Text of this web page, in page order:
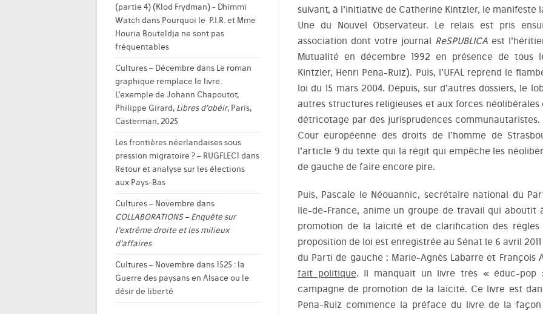
suivant, à l’initiative de Catherine Kintzler, le
Une du Nouvel Observateur. Le relais est pris
association dont votre journal ReSPUBLICA est
Mutualité en décembre 1992 en présence de tous
Kintzler, Henri Pena-Ruiz). Puis, l’UFAL reprend le
loi du 15 mars 2004. Depuis, sur d’autres dossiers, le
autres structures religieuses et aux forces
détricotage par des jurisprudences
Cour européenne des droits de l’homme de
l’article 9 du texte qui la régit qui empêche les
de gauche de faire encore pire.
Puis, Pascale le Néouannic, secrétaire national du
Ile-de-France, anime un groupe de travail qui
promotion de la laïcité et de clarification des
proposition de loi est enregistrée au Sénat le 6 avril
du Parti de gauche : Marie-Agnès Labarre et François
fait politique. Il manquait un livre très « éduc-
campagne de promotion de la laïcité. Ce livre est
Pena-Ruiz commence la préface du livre de la
(partie 4) (Klod Frydman) - Dhimmi
Watch dans Pourquoi le P.I.R. et Mme
Houria Bouteldja ne sont pas
fréquentables
Cultures – Décembre dans Le roman
graphique remplace le livre.
L’exemple de Johann Chapoutot,
Philippe Girard, Libres d’obéir, Paris,
Casterman, 2025
Les frontières néerlandaises sous
pression migratoire ? – RUGFLEC1 dans
Retour et analyse sur les élections
aux Pays-Bas
Cultures – Novembre dans
COLLABORATIONS – Enquête sur
l’extrême droite et les milieux
d’affaires
Cultures – Novembre dans 1525 : la
Guerre des paysans en Alsace ou le
désir de liberté